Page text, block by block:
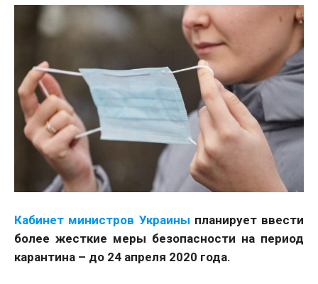
Кабинет министров Украины планирует ввести
более жесткие меры безопасности на период
карантина – до 24 апреля 2020 года.